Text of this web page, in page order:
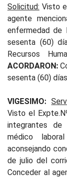
Solicitud: Visto
agente
enfermedad de
sesenta (60)
Recursos
ACORDARON:
sesenta (60)
VIGESIMO:
Visto el
integrantes de
médico
aconsejando
de julio del
Conceder al